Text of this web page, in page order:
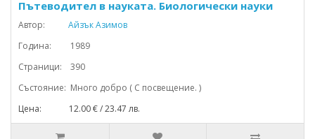
Пътеводител в науката. Биологически науки
Автор:
Айзък Азимов
Година: 1989
Страници: 390
Състояние: Много добро ( С посвещение. )
Цена: 12.00 € / 23.47 лв.